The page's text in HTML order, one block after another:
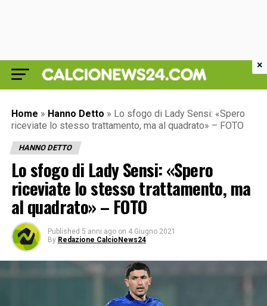
Home » Hanno Detto » Lo sfogo di Lady Sensi: «Spero
riceviate lo stesso trattamento, ma al quadrato» – FOTO
HANNO DETTO
Lo sfogo di Lady Sensi: «Spero
riceviate lo stesso trattamento, ma
al quadrato» – FOTO
Published 5 anni ago on 4 Giugno 2021
By Redazione CalcioNews24
×